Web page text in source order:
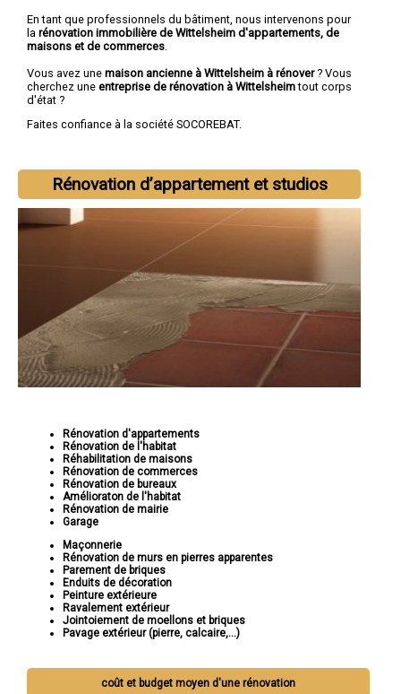
En tant que professionnels du bâtiment, nous intervenons pour
la rénovation immobilière de Wittelsheim d'appartements, de
maisons et de commerces
Vous avez une maison ancienne à Wittelsheim à rénover? Vous
cherchez une entreprise de rénovation à Wittelsheimtout corps
d'état ?
Faites confiance à la société SOCOREBAT.
Rénovation d’appartement et studios
Rénovation d'appartements
Rénovation de l'habitat
Réhabilitation de maisons
Rénovation de commerces
Rénovation de bureaux
Amélioraton de l'habitat
Rénovation de mairie
Garage
Maçonnerie
Rénovation de murs en pierres apparentes
Parement de briques
Enduits de décoration
Peinture extérieure
Ravalement extérieur
Jointoiement de moellons et briques
Pavage extérieur (pierre, calcaire,...)
coût et budget moyen d'une rénovation